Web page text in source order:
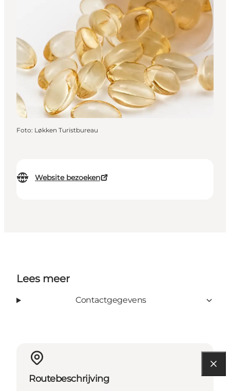
Website bezoeken
Foto: Løkken Turistbureau
Lees meer
Contactgegevens
Routebeschrijving